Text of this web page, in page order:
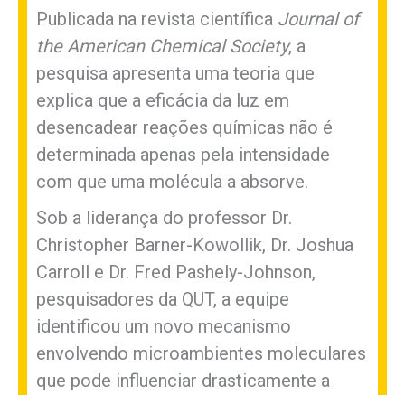
Publicada na revista científica Journal of
the American Chemical Society, a
pesquisa apresenta uma teoria que
explica que a eficácia da luz em
desencadear reações químicas não é
determinada apenas pela intensidade
com que uma molécula a absorve.
Sob a liderança do professor Dr.
Christopher Barner-Kowollik, Dr. Joshua
Carroll e Dr. Fred Pashely-Johnson,
pesquisadores da QUT, a equipe
identificou um novo mecanismo
envolvendo microambientes moleculares
que pode influenciar drasticamente a